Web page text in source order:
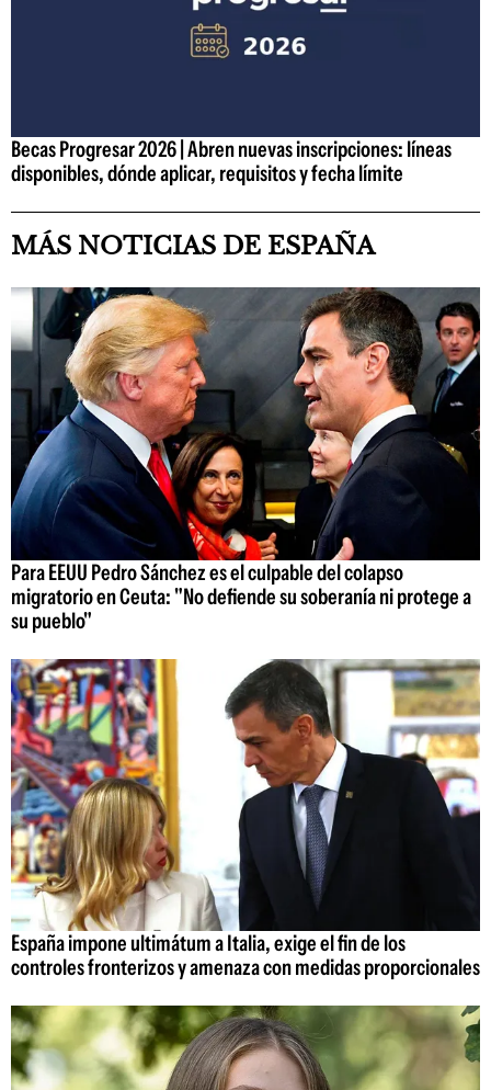
Becas Progresar 2026 | Abren nuevas inscripciones: líneas
disponibles, dónde aplicar, requisitos y fecha límite
MÁS NOTICIAS DE ESPAÑA
Para EEUU Pedro Sánchez es el culpable del colapso
migratorio en Ceuta: "No defiende su soberanía ni protege a
su pueblo"
España impone ultimátum a Italia, exige el fin de los
controles fronterizos y amenaza con medidas proporcionales